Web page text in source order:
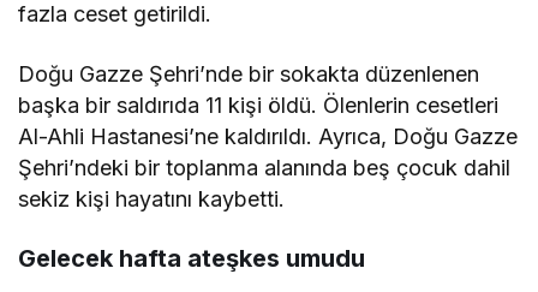
fazla ceset getirildi.
Doğu Gazze Şehri’nde bir sokakta düzenlenen
başka bir saldırıda 11 kişi öldü. Ölenlerin cesetleri
Al-Ahli Hastanesi’ne kaldırıldı. Ayrıca, Doğu Gazze
Şehri’ndeki bir toplanma alanında beş çocuk dahil
sekiz kişi hayatını kaybetti.
Gelecek hafta ateşkes umudu